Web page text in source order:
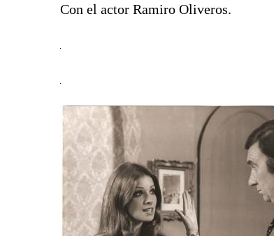
Con el actor Ramiro Oliveros.